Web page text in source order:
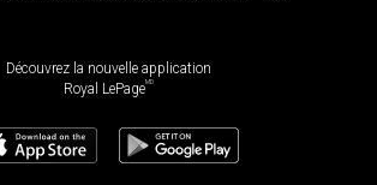
Découvrez la nouvelle application
Royal LePageMD